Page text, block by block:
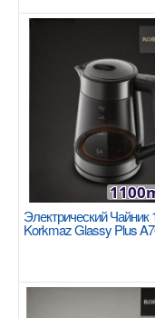
Renk: Inox/
dönebilen
2310manat
Availability
Электрический Чайник
Korkmaz Glassy Plus